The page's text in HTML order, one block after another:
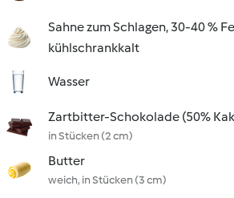
Sahne zum Schlagen, 30-40 %
kühlschrankkalt
Wasser
Zartbitter-Schokolade (50%
in Stücken (2 cm)
Butter
weich, in Stücken (3 cm)